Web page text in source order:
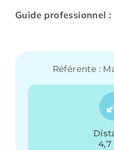
Guide professionnel :
Référente :